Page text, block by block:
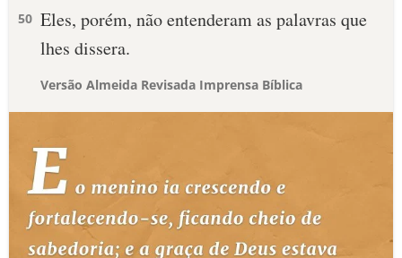
50 Eles, porém, não entenderam as palavras que
lhes dissera.
Versão Almeida Revisada Imprensa Bíblica